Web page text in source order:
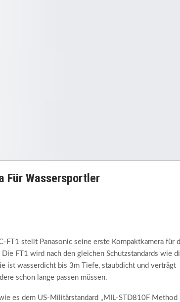
Für Wassersportler
FT1 stellt Panasonic seine erste Kompaktkamera für
FT1 wird nach den gleichen Schutzstandards wie
ist wasserdicht bis 3m Tiefe, staubdicht und verträgt
schon lange passen müssen.
es dem US-Militärstandard „MIL-STD810F Method